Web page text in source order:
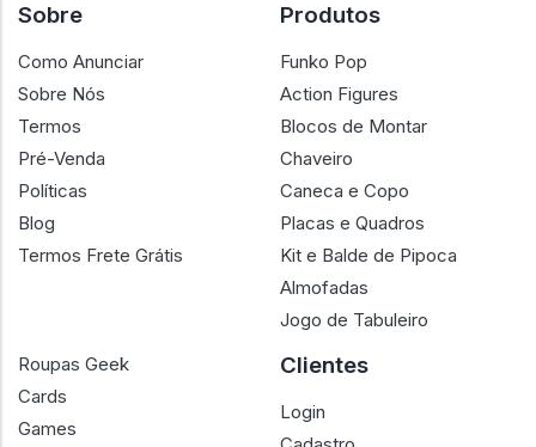
Sobre
Como Anunciar
Sobre Nós
Termos
Pré-Venda
Políticas
Blog
Termos Frete Grátis
Produtos
Funko Pop
Action Figures
Blocos de Montar
Chaveiro
Caneca e Copo
Placas e Quadros
Kit e Balde de Pipoca
Almofadas
Jogo de Tabuleiro
Roupas Geek
Cards
Games
Clientes
Login